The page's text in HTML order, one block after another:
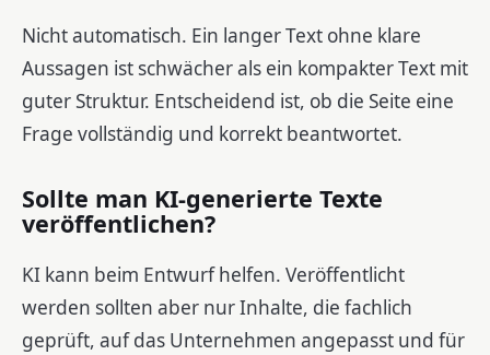
Nicht automatisch. Ein langer Text ohne klare
Aussagen ist schwächer als ein kompakter Text mit
guter Struktur. Entscheidend ist, ob die Seite eine
Frage vollständig und korrekt beantwortet.
Sollte man KI-generierte Texte
veröffentlichen?
KI kann beim Entwurf helfen. Veröffentlicht
werden sollten aber nur Inhalte, die fachlich
geprüft, auf das Unternehmen angepasst und für